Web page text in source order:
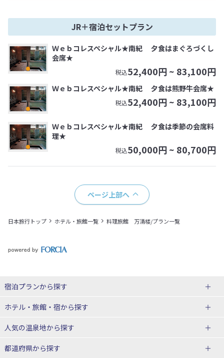
JR＋宿泊セットプラン
Ｗｅｂコレスペシャル★南紀 夕食はまぐろづくし
会席★
税込52,400円 ~ 83,100円
Ｗｅｂコレスペシャル★南紀 夕食は熊野牛会席★
税込52,400円 ~ 83,100円
Ｗｅｂコレスペシャル★南紀 夕食は季節の会席料
理★
税込50,000円 ~ 80,700円
ページ上部へ
日本旅行トップ ホテル・旅館一覧 料理旅館 万清楼/プラン一覧
宿泊プランから探す
北海道
東北
青森県
ホテル・旅館・宿から探す
北海道ホテル・旅館
人気の温泉地から探す
北海道
都道府県から探す